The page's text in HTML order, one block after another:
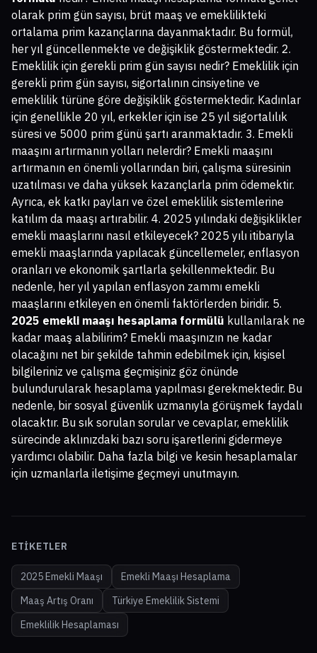
olarak prim gün sayısı, brüt maaş ve emeklilikteki
ortalama prim kazançlarına dayanmaktadır. Bu formül,
her yıl güncellenmekte ve değişiklik göstermektedir. 2.
Emeklilik için gerekli prim gün sayısı nedir? Emeklilik için
gerekli prim gün sayısı, sigortalının cinsiyetine ve
emeklilik türüne göre değişiklik göstermektedir. Kadınlar
için genellikle 20 yıl, erkekler için ise 25 yıl sigortalılık
süresi ve 5000 prim günü şartı aranmaktadır. 3. Emekli
maaşını artırmanın yolları nelerdir? Emekli maaşını
artırmanın en önemli yollarından biri, çalışma süresinin
uzatılması ve daha yüksek kazançlarla prim ödemektir.
Ayrıca, ek katkı payları ve özel emeklilik sistemlerine
katılım da maaşı artırabilir. 4. 2025 yılındaki değişiklikler
emekli maaşlarını nasıl etkileyecek? 2025 yılı itibarıyla
emekli maaşlarında yapılacak güncellemeler, enflasyon
oranları ve ekonomik şartlarla şekillenmektedir. Bu
nedenle, her yıl yapılan enflasyon zammı emekli
maaşlarını etkileyen en önemli faktörlerden biridir. 5.
2025 emekli maaşı hesaplama formülü kullanılarak ne
kadar maaş alabilirim? Emekli maaşınızın ne kadar
olacağını net bir şekilde tahmin edebilmek için, kişisel
bilgileriniz ve çalışma geçmişiniz göz önünde
bulundurularak hesaplama yapılması gerekmektedir. Bu
nedenle, bir sosyal güvenlik uzmanıyla görüşmek faydalı
olacaktır. Bu sık sorulan sorular ve cevaplar, emeklilik
sürecinde aklınızdaki bazı soru işaretlerini gidermeye
yardımcı olabilir. Daha fazla bilgi ve kesin hesaplamalar
için uzmanlarla iletişime geçmeyi unutmayın.
ETIKETLER
2025 Emekli Maaşı
Emekli Maaşı Hesaplama
Maaş Artış Oranı
Türkiye Emeklilik Sistemi
Emeklilik Hesaplaması